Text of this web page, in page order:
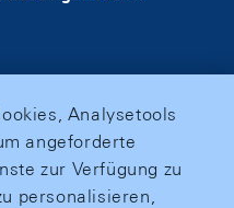
Analysetools
angeforderte
zur Verfügung zu
personalisieren,